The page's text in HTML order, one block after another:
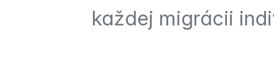
každej migrácii